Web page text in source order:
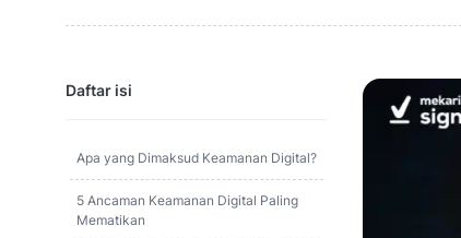
Daftar isi
Apa yang Dimaksud Keamanan Digital?
5 Ancaman Keamanan Digital Paling
Mematikan